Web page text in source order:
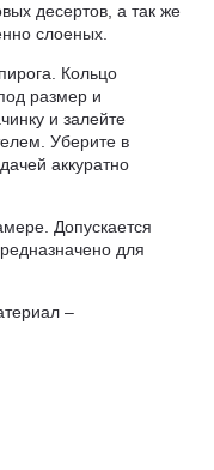
десертов, а так же
слоеных.
Кольцо
размер и
и залейте
Уберите в
аккуратно
Допускается
для
–